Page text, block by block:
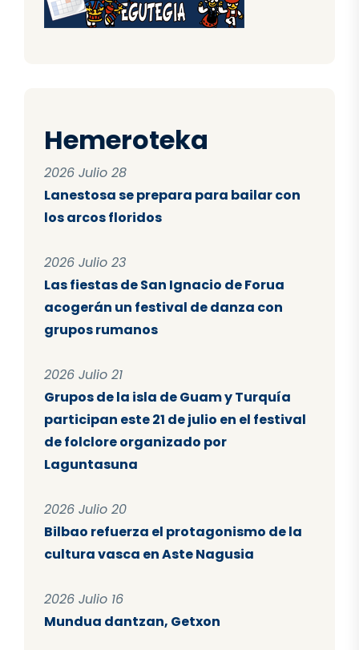
Hemeroteka
2026 Julio 28
Lanestosa se prepara para bailar con
los arcos floridos
2026 Julio 23
Las fiestas de San Ignacio de Forua
acogerán un festival de danza con
grupos rumanos
2026 Julio 21
Grupos de la isla de Guam y Turquía
participan este 21 de julio en el festival
de folclore organizado por
Laguntasuna
2026 Julio 20
Bilbao refuerza el protagonismo de la
cultura vasca en Aste Nagusia
2026 Julio 16
Mundua dantzan, Getxon